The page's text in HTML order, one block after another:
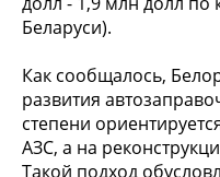
Беларуси).
Как сообщалось,
развития
степени
АЗС, а на
Такой подход